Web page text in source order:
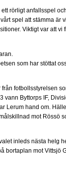
rörligt anfallsspel
spel att stämma är
Viktigt var att vi
som har stöttat
fotbollsstyrelsen
vann Byttorps IF,
Lerum hand om.
mot Rössö
inleds nästa helg
bortaplan mot Vittsjö